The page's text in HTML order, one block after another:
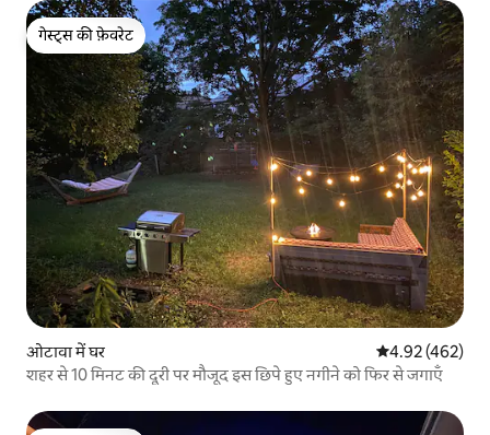
गेस्ट्स की फ़ेवरेट
गेस्ट्स की फ़ेवरेट
ओटावा में घर औसत रेटिंग 5 में से
4.92 (462)
शहर से 10 मिनट की दूरी पर मौजूद इस छिपे हुए नगीने को फिर से जगाएँ